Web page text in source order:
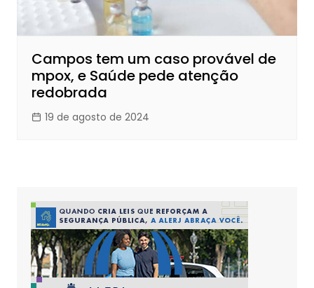
Campos tem um caso provável de
mpox, e Saúde pede atenção
redobrada
19 de agosto de 2024